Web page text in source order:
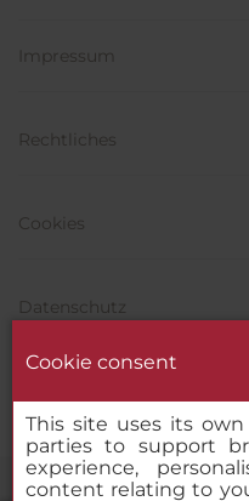
Impressum
Rechtliches
Cookies
Datenschutz
Cookie consent
This site uses its
parties to support
experience,
content relating to